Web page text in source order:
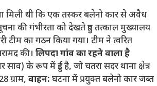
मिली थी कि एक तस्कर बलेनो कार से अवैध
की गंभीरता को देखते हुए तत्काल मुख्यालय
टीम का गठन किया गया। टीम ने त्वरित
की। लिपदा गांव का रहने वाला है
साव) के रूप में हुई है, जो चतरा सदर थाना क्षेत्र
ग्राम, वाहन: घटना में प्रयुक्त बलेनो कार जब्त